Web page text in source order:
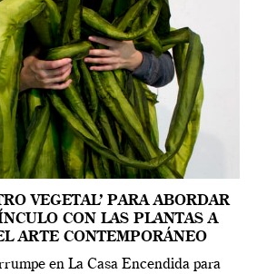
VEGETAL’ PARA ABORDAR
CON LAS PLANTAS A
ARTE CONTEMPORÁNEO
en La Casa Encendida para